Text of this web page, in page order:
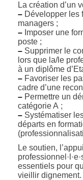
La création d’un
– Développer les
managers ;
– Imposer une
poste ;
– Supprimer le
lors que la/le
à un diplôme
– Favoriser les
cadre d’une
– Permettre un
catégorie A ;
– Systématiser
départs en
Le soutien,
essentiels pour
vieillir dignement.